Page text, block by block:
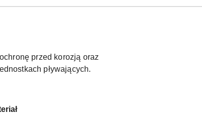
przed korozją oraz
pływających.